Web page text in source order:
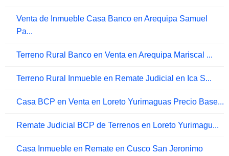
Venta de Inmueble Casa Banco en Arequipa Samuel
Pa...
Terreno Rural Banco en Venta en Arequipa Mariscal ...
Terreno Rural Inmueble en Remate Judicial en Ica S...
Casa BCP en Venta en Loreto Yurimaguas Precio Base...
Remate Judicial BCP de Terrenos en Loreto Yurimagu...
Casa Inmueble en Remate en Cusco San Jeronimo